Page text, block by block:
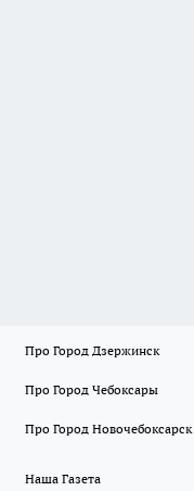
Про Город Дзержинск
Про Город Чебоксары
Про Город Новочебоксарск
Наша Газета